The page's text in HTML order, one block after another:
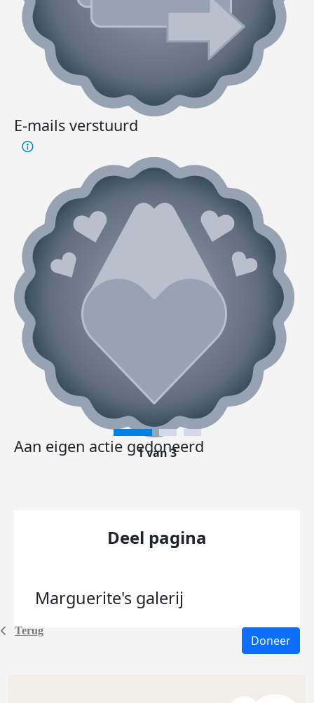
Terug
E-mails verstuurd
Aan eigen actie gedoneerd
1 van 3
Deel pagina
Marguerite's galerij
Doneer